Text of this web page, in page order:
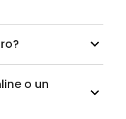
o un